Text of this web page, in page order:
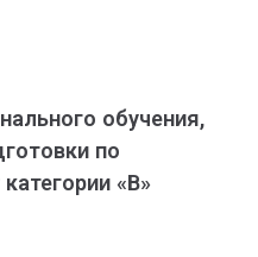
обучения,
по
«В»